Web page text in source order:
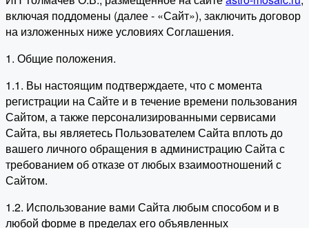
включая поддомены (далее - «Сайт»), заключить договор
на изложенных ниже условиях Соглашения.
1. Общие положения.
1.1. Вы настоящим подтверждаете, что с момента
регистрации на Сайте и в течение времени пользования
Сайтом, а также персонализированными сервисами
Сайта, вы являетесь Пользователем Сайта вплоть до
вашего личного обращения в администрацию Сайта с
требованием об отказе от любых взаимоотношений с
Сайтом.
1.2. Использование вами Сайта любым способом и в
любой форме в пределах его объявленных